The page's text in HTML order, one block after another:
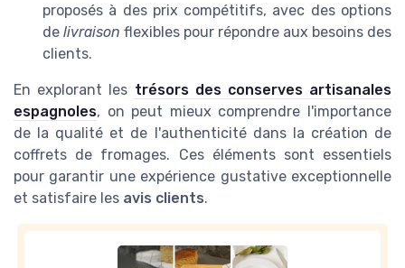
proposés à des prix compétitifs, avec des options
de livraison flexibles pour répondre aux besoins des
clients.
En explorant les trésors des conserves artisanales
espagnoles, on peut mieux comprendre l'importance
de la qualité et de l'authenticité dans la création de
coffrets de fromages. Ces éléments sont essentiels
pour garantir une expérience gustative exceptionnelle
et satisfaire les avis clients.